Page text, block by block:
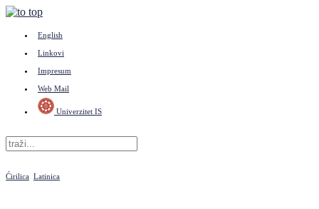
English
Linkovi
Impresum
Web Mail
Univerzitet IS
Ćirilica Latinica